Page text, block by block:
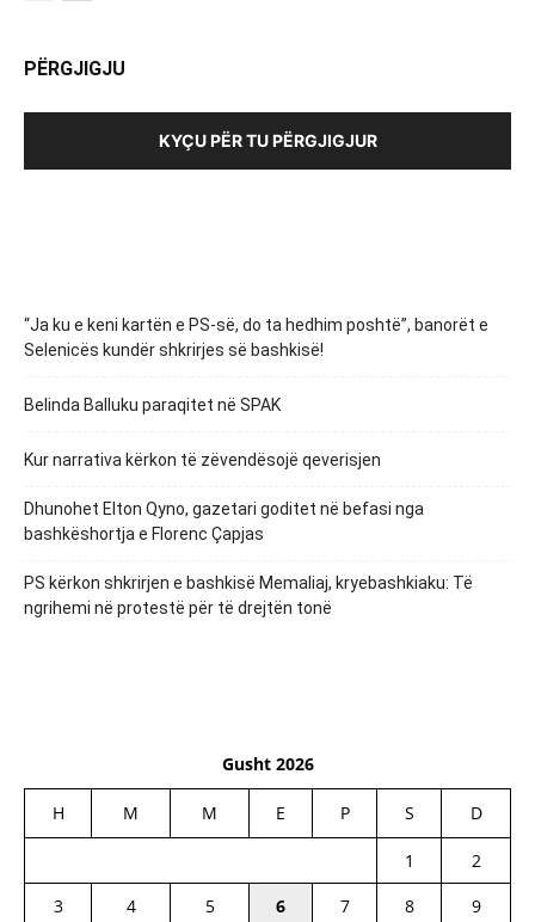
PËRGJIGJU
KYÇU PËR TU PËRGJIGJUR
“Ja ku e keni kartën e PS-së, do ta hedhim poshtë”, banorët e
Selenicës kundër shkrirjes së bashkisë!
Belinda Balluku paraqitet në SPAK
Kur narrativa kërkon të zëvendësojë qeverisjen
Dhunohet Elton Qyno, gazetari goditet në befasi nga
bashkëshortja e Florenc Çapjas
PS kërkon shkrirjen e bashkisë Memaliaj, kryebashkiaku: Të
ngrihemi në protestë për të drejtën tonë
Gusht 2026
H M M E P S D
1
2
3
4 5 6 7 8
9